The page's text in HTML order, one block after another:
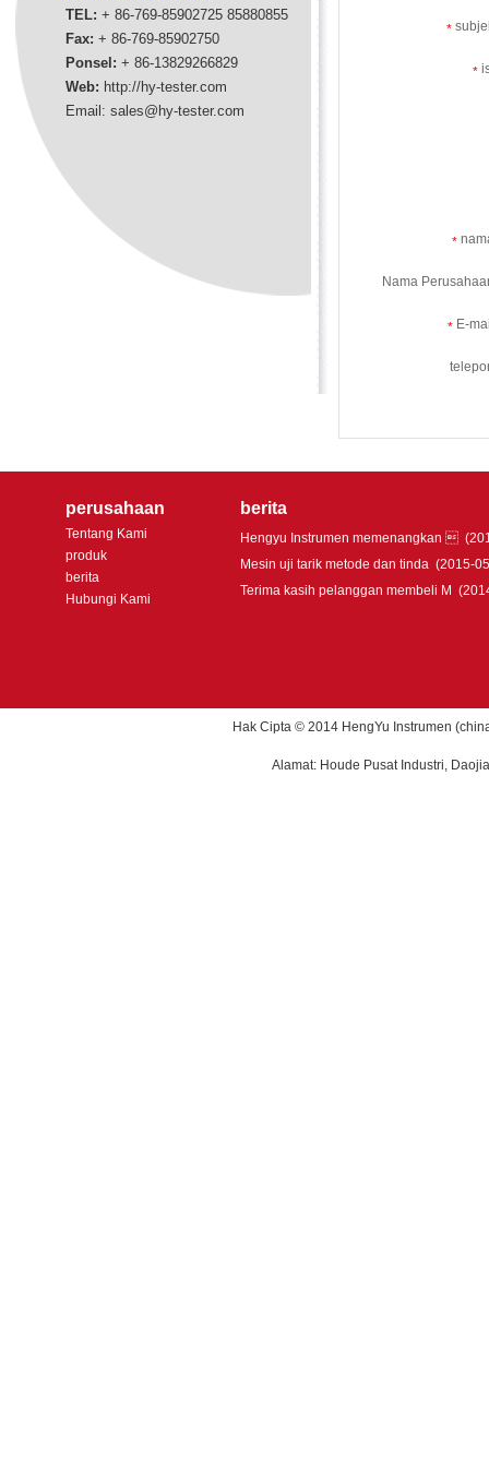
TEL: + 86-769-85902725 85880855
Fax: + 86-769-85902750
Ponsel: + 86-13829266829
Web: http://hy-tester.com
Email: sales@hy-tester.com
*
*
*
Nama
* E-
perusahaan
Tentang Kami
produk
berita
Hubungi Kami
berita
Hengyu Instrumen memenangkan 
Mesin uji tarik metode dan tinda (2015-
Terima kasih pelanggan membeli M
Hak Cipta © 2014 HengYu Instrumen
Alamat: Houde Pusat Industri,